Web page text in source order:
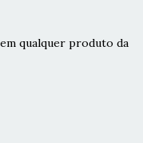
qualquer produto da